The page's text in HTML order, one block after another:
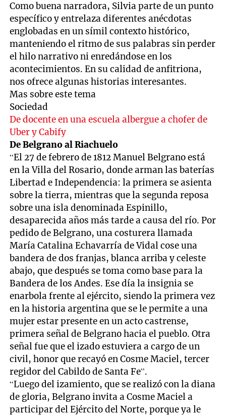
Como buena narradora, Silvia parte de un punto
específico y entrelaza diferentes anécdotas
englobadas en un símil contexto histórico,
manteniendo el ritmo de sus palabras sin perder
el hilo narrativo ni enredándose en los
acontecimientos. En su calidad de anfitriona,
nos ofrece algunas historias interesantes.
Mas sobre este tema
Sociedad
De docente en una escuela albergue a chofer de
Uber y Cabify
De Belgrano al Riachuelo
“El 27 de febrero de 1812 Manuel Belgrano está
en la Villa del Rosario, donde arman las baterías
Libertad e Independencia: la primera se asienta
sobre la tierra, mientras que la segunda reposa
sobre una isla denominada Espinillo,
desaparecida años más tarde a causa del río. Por
pedido de Belgrano, una costurera llamada
María Catalina Echavarría de Vidal cose una
bandera de dos franjas, blanca arriba y celeste
abajo, que después se toma como base para la
Bandera de los Andes. Ese día la insignia se
enarbola frente al ejército, siendo la primera vez
en la historia argentina que se le permite a una
mujer estar presente en un acto castrense,
primera señal de Belgrano hacia el pueblo. Otra
señal fue que el izado estuviera a cargo de un
civil, honor que recayó en Cosme Maciel, tercer
regidor del Cabildo de Santa Fe”.
“Luego del izamiento, que se realizó con la diana
de gloria, Belgrano invita a Cosme Maciel a
participar del Ejército del Norte, porque ya le